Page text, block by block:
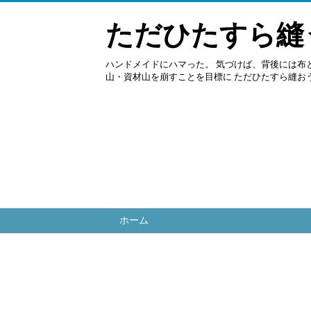
ただひたすら
ハンドメイドにハマった。 気づけば、背後には
山・資材山を崩すことを目標に ただひたすら縫
ホーム